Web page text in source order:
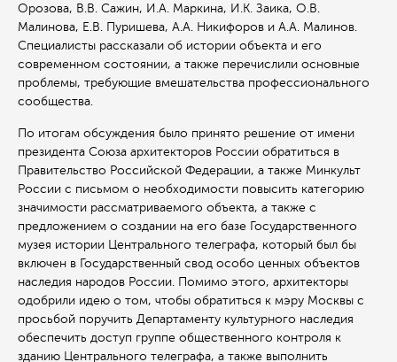
Орозова, В.В. Сажин, И.А. Маркина, И.К. Заика, О.В.
Малинова, Е.В. Пуришева, A.А. Никифоров и А.А. Малинов.
Специалисты рассказали об истории объекта и его
современном состоянии, а также перечислили основные
проблемы, требующие вмешательства профессионального
сообщества.
По итогам обсуждения было принято решение от имени
президента Союза архитекторов России обратиться в
Правительство Российской Федерации, а также Минкульт
России с письмом о необходимости повысить категорию
значимости рассматриваемого объекта, а также с
предложением о создании на его базе Государственного
музея истории Центрального телеграфа, который был бы
включен в Государственный свод особо ценных объектов
наследия народов России. Помимо этого, архитекторы
одобрили идею о том, чтобы обратиться к мэру Москвы с
просьбой поручить Департаменту культурного наследия
обеспечить доступ группе общественного контроля к
зданию Центрального телеграфа, а также выполнить